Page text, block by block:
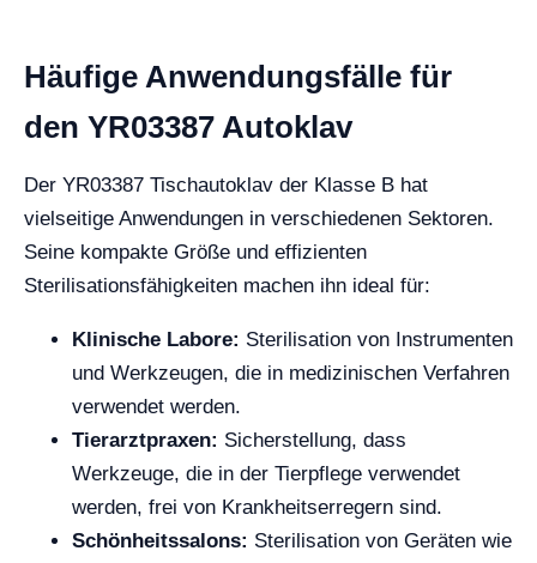
Häufige Anwendungsfälle für
den YR03387 Autoklav
Der YR03387 Tischautoklav der Klasse B hat
vielseitige Anwendungen in verschiedenen Sektoren.
Seine kompakte Größe und effizienten
Sterilisationsfähigkeiten machen ihn ideal für:
Klinische Labore: Sterilisation von Instrumenten
und Werkzeugen, die in medizinischen Verfahren
verwendet werden.
Tierarztpraxen: Sicherstellung, dass
Werkzeuge, die in der Tierpflege verwendet
werden, frei von Krankheitserregern sind.
Schönheitssalons: Sterilisation von Geräten wie